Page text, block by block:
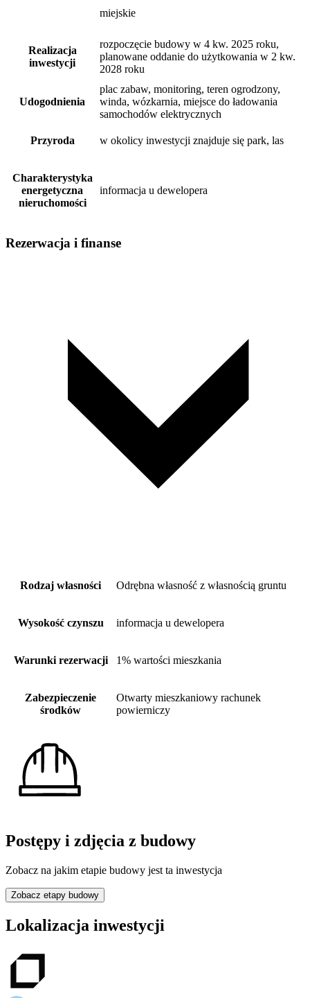
miejskie
Realizacja
inwestycji
rozpoczęcie budowy w 4 kw. 2025 roku,
planowane oddanie do użytkowania w 2 kw.
2028 roku
Udogodnienia
plac zabaw, monitoring, teren ogrodzony,
winda, wózkarnia, miejsce do ładowania
samochodów elektrycznych
Przyroda w okolicy inwestycji znajduje się park, las
Charakterystyka
energetyczna
nieruchomości
informacja u dewelopera
Rezerwacja i finanse
Rodzaj własności Odrębna własność z własnością gruntu
Wysokość czynszu informacja u dewelopera
Warunki rezerwacji 1% wartości mieszkania
Zabezpieczenie
środków
Otwarty mieszkaniowy rachunek
powierniczy
Postępy i zdjęcia z budowy
Zobacz na jakim etapie budowy jest ta inwestycja
Zobacz etapy budowy
Lokalizacja inwestycji